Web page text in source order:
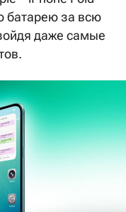
батарею за всю
даже самые